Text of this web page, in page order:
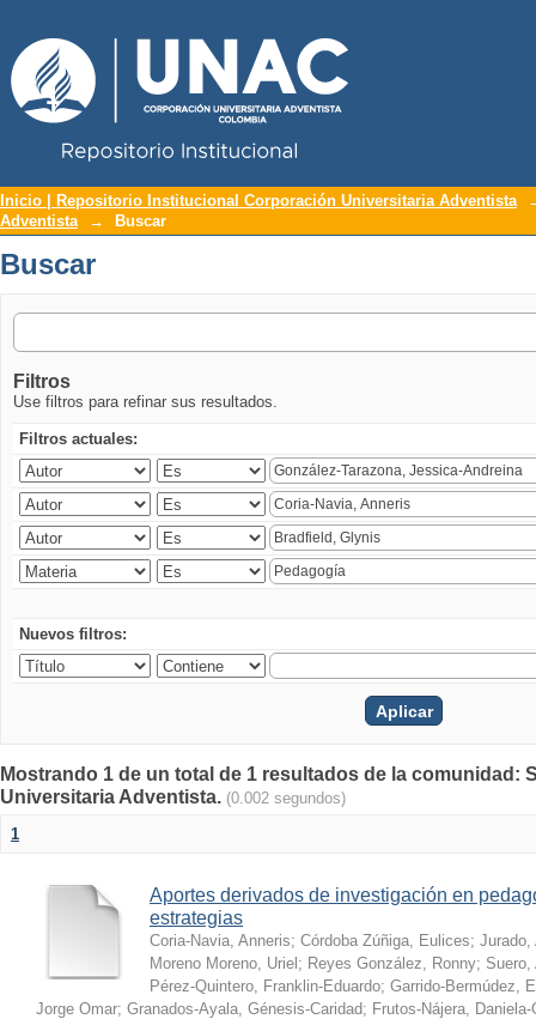
Buscar
Inicio | Repositorio Institucional Corporación Universitaria Adventista
Adventista
→ Buscar
Buscar
Filtros
Use filtros para refinar sus resultados.
Filtros actuales:
Nuevos filtros:
Mostrando 1 de un total de 1 resultados de la comunidad:
Universitaria Adventista. (0.002 segundos)
1
Aportes derivados de investigación en
estrategias
Coria-Navia, Anneris; Córdoba Zúñiga, Eulices; Jurado,
Moreno Moreno, Uriel ; Reyes González, Ronny; Suero,
Pérez-Quintero, Franklin-Eduardo; Garrido-Bermúdez,
Jorge Omar; Granados-Ayala, Génesis-Caridad; Frutos-Nájera, Daniela-